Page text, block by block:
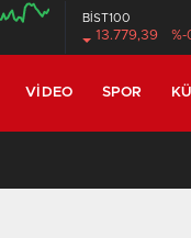
BİST100
13.779,39 %-
VIDEO SPOR